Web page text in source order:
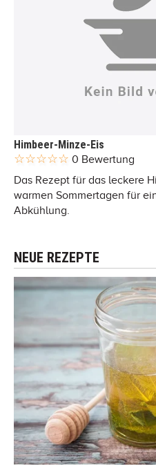
Himbeer-Minze-Eis
0 Bewertung
Das Rezept für das leckere
warmen Sommertagen für
Abkühlung.
NEUE REZEPTE